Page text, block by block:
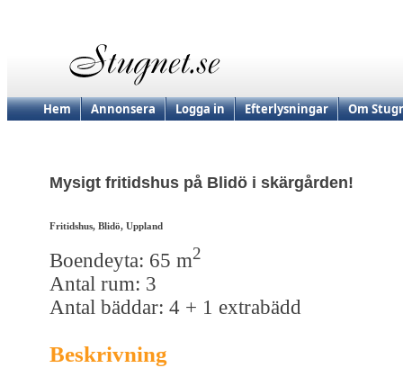
Hem Annonsera Logga in Efterlysningar Om
Mysigt fritidshus på Blidö i skärgården!
Fritidshus, Blidö, Uppland
Boendeyta: 65 m2
Antal rum: 3
Antal bäddar: 4 + 1 extrabädd
Beskrivning